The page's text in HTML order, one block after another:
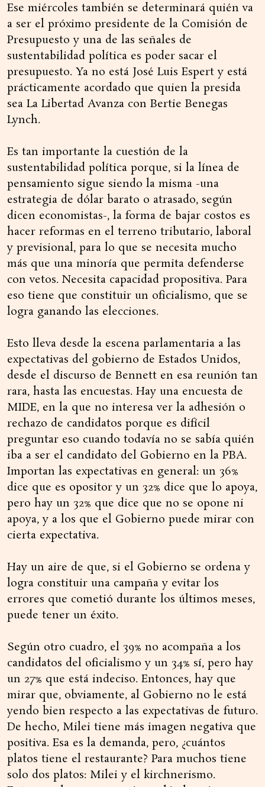
Ese miércoles también se determinará quién va
a ser el próximo presidente de la Comisión de
Presupuesto y una de las señales de
sustentabilidad política es poder sacar el
presupuesto. Ya no está José Luis Espert y está
prácticamente acordado que quien la presida
sea La Libertad Avanza con Bertie Benegas
Lynch.
Es tan importante la cuestión de la
sustentabilidad política porque, si la línea de
pensamiento sigue siendo la misma -una
estrategia de dólar barato o atrasado, según
dicen economistas-, la forma de bajar costos es
hacer reformas en el terreno tributario, laboral
y previsional, para lo que se necesita mucho
más que una minoría que permita defenderse
con vetos. Necesita capacidad propositiva. Para
eso tiene que constituir un oficialismo, que se
logra ganando las elecciones.
Esto lleva desde la escena parlamentaria a las
expectativas del gobierno de Estados Unidos,
desde el discurso de Bennett en esa reunión tan
rara, hasta las encuestas. Hay una encuesta de
MIDE, en la que no interesa ver la adhesión o
rechazo de candidatos porque es difícil
preguntar eso cuando todavía no se sabía quién
iba a ser el candidato del Gobierno en la PBA.
Importan las expectativas en general: un 36%
dice que es opositor y un 32% dice que lo apoya,
pero hay un 32% que dice que no se opone ni
apoya, y a los que el Gobierno puede mirar con
cierta expectativa.
Hay un aire de que, si el Gobierno se ordena y
logra constituir una campaña y evitar los
errores que cometió durante los últimos meses,
puede tener un éxito.
Según otro cuadro, el 39% no acompaña a los
candidatos del oficialismo y un 34% sí, pero hay
un 27% que está indeciso. Entonces, hay que
mirar que, obviamente, al Gobierno no le está
yendo bien respecto a las expectativas de futuro.
De hecho, Milei tiene más imagen negativa que
positiva. Esa es la demanda, pero, ¿cuántos
platos tiene el restaurante? Para muchos tiene
solo dos platos: Milei y el kirchnerismo.